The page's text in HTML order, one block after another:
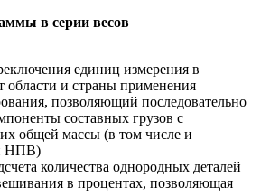
в серии весов
единиц измерения в
области и страны применения
позволяющий последовательно
составных грузов с
общей массы (в том числе и
НПВ)
количества однородных деталей
в процентах, позволяющая